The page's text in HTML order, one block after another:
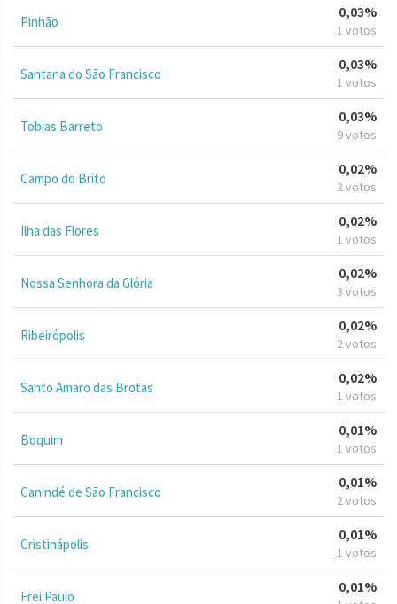
Pinhão
0,03%
1 votos
Santana do São Francisco
0,03%
1 votos
Tobias Barreto
0,03%
9 votos
Campo do Brito
0,02%
2 votos
Ilha das Flores
0,02%
1 votos
Nossa Senhora da Glória
0,02%
3 votos
Ribeirópolis
0,02%
2 votos
Santo Amaro das Brotas
0,02%
1 votos
Boquim
0,01%
1 votos
Canindé de São Francisco
0,01%
2 votos
Cristinápolis
0,01%
1 votos
Frei Paulo
0,01%